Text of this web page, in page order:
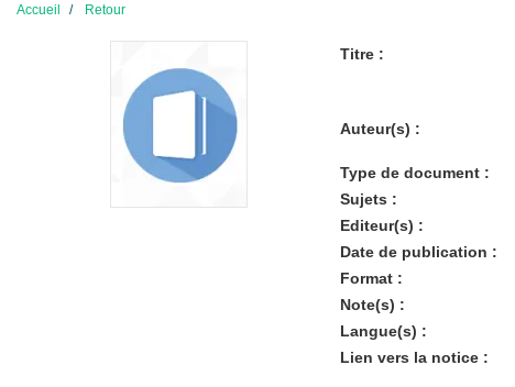
Accueil Retour
Titre :
Auteur(s) :
Type de document :
Sujets :
Editeur(s) :
Date de publication :
Format :
Note(s) :
Langue(s) :
Lien vers la notice :